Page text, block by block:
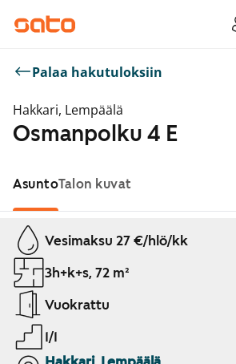
Palaa hakutuloksiin
Hakkari, Lempäälä
Osmanpolku 4 E
AsuntoTalon kuvat
Näytetään dia 1 / 1
Vesimaksu 27 €/hlö/kk
3h+k+s, 72 m²
Vuokrattu
1/1